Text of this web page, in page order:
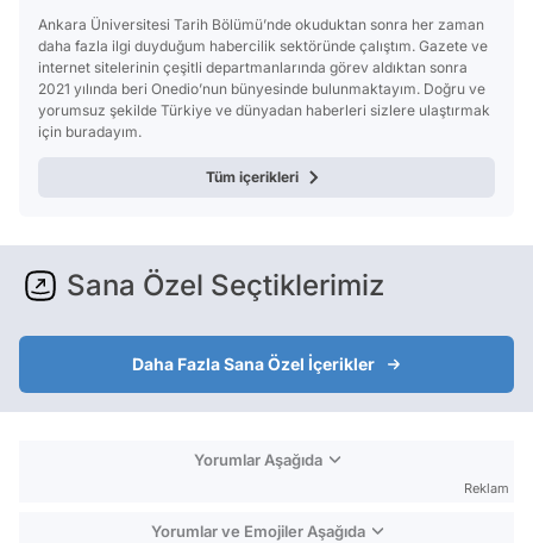
Ankara Üniversitesi Tarih Bölümü’nde okuduktan sonra her zaman
daha fazla ilgi duyduğum habercilik sektöründe çalıştım. Gazete ve
internet sitelerinin çeşitli departmanlarında görev aldıktan sonra
2021 yılında beri Onedio’nun bünyesinde bulunmaktayım. Doğru ve
yorumsuz şekilde Türkiye ve dünyadan haberleri sizlere ulaştırmak
için buradayım.
Tüm içerikleri
Sana Özel Seçtiklerimiz
Daha Fazla Sana Özel İçerikler
Yorumlar Aşağıda
Reklam
Yorumlar ve Emojiler Aşağıda